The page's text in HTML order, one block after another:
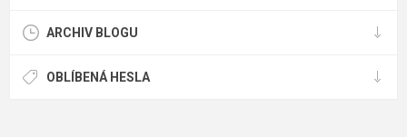
ARCHIV BLOGU
OBLÍBENÁ HESLA